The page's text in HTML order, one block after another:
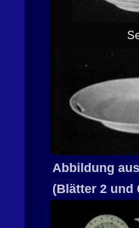
Abbildung
(Blätter 2 und